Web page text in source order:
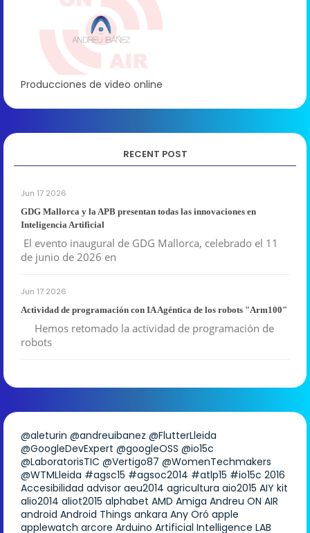
Producciones de video online
RECENT POST
Jun 17 2026
GDG Mallorca y la APB presentan todas las innovaciones en
Inteligencia Artificial
El evento inaugural de GDG Mallorca, celebrado el 11
de junio de 2026 en
Jun 17 2026
Actividad de programación con IA Agéntica de los robots "Arm100"
Hemos retomado la actividad de programación de
robots
@aleturin @andreuibanez @FlutterLleida
@GoogleDevExpert @googleOSS @io15c
@LaboratorisTIC @Vertigo87 @WomenTechmakers
@WTMLleida #agsc15 #agsoc2014 #atlp15 #io15c 2016
Accesibilidad advisor aeu2014 agricultura aio2015 AIY kit
alio2014 aliot2015 alphabet AMD Amiga Andreu ON AIR
android Android Things ankara Any Oró apple
applewatch arcore Arduino Artificial Intelligence LAB